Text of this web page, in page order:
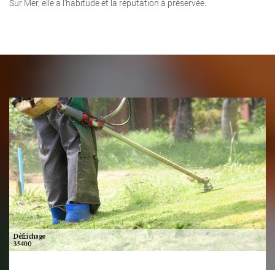
Sur Mer, elle a l’habitude et la réputation à préservée.